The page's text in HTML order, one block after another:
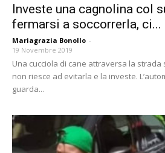
Investe una cagnolina col
fermarsi a soccorrerla, ci...
Mariagrazia Bonollo -
19 Novembre 2019
Una cucciola di cane attraversa la strada
non riesce ad evitarla e la investe.
guarda...